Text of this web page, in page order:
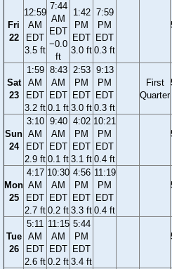
Fri
22
12:59
AM
EDT
3.5 ft
7:44
AM
EDT
−0.0
ft
1:42
PM
EDT
3.0 ft
7:59
PM
EDT
0.3 ft
Sat
23
1:59
AM
EDT
3.2 ft
8:43
AM
EDT
0.1 ft
2:53
PM
EDT
3.0 ft
9:13
PM
EDT
0.3 ft
First
Quarter
Sun
24
3:10
AM
EDT
2.9 ft
9:40
AM
EDT
0.1 ft
4:02
PM
EDT
3.1 ft
10:21
PM
EDT
0.4 ft
Mon
25
4:17
AM
EDT
2.7 ft
10:30
AM
EDT
0.2 ft
4:56
PM
EDT
3.3 ft
11:19
PM
EDT
0.4 ft
Tue
26
5:11
AM
EDT
2.6 ft
11:15
AM
EDT
0.2 ft
5:44
PM
EDT
3.4 ft